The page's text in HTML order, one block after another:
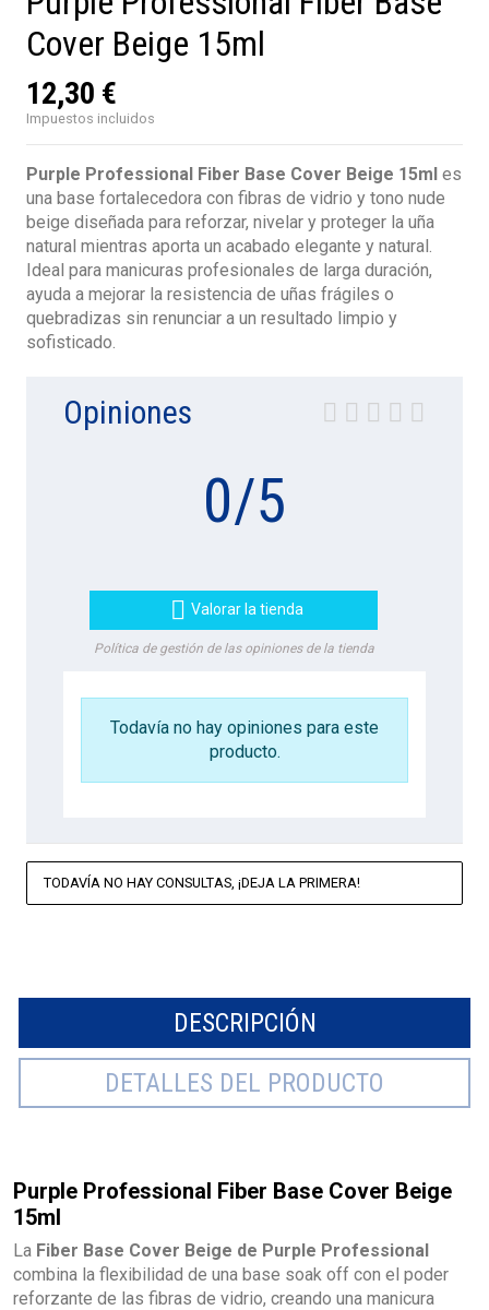
Cover Beige 15ml
12,30 €
Impuestos incluidos
Purple Professional Fiber Base Cover Beige 15ml es
una base fortalecedora con fibras de vidrio y tono nude
beige diseñada para reforzar, nivelar y proteger la uña
natural mientras aporta un acabado elegante y natural.
Ideal para manicuras profesionales de larga duración,
ayuda a mejorar la resistencia de uñas frágiles o
quebradizas sin renunciar a un resultado limpio y
sofisticado.
Opiniones
0/5
 Valorar la tienda
Política de gestión de las opiniones de la tienda
Todavía no hay opiniones para este
producto.
TODAVÍA NO HAY CONSULTAS, ¡DEJA LA PRIMERA!
DESCRIPCIÓN
DETALLES DEL PRODUCTO
Purple Professional Fiber Base Cover Beige
15ml
La Fiber Base Cover Beige de Purple Professional
combina la flexibilidad de una base soak off con el poder
reforzante de las fibras de vidrio, creando una manicura